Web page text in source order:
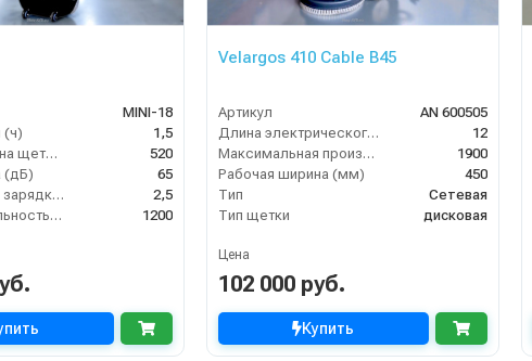
MINI-18
(ч)
1,5
Рабочая ширина щеток (мм)
520
(дБ)
65
Время полной зарядки аккумулятора (ч)
2,5
Производительность по площади (м2/ч)
1200
Velargos 410 Cable B45
Артикул
AN 600505
Длина электрического кабеля (м)
12
Максимальная производительность (кв.м/час)
1900
Рабочая ширина (мм)
450
Тип
Сетевая
Тип щетки
дисковая
Цена
102 000 руб.
Купить